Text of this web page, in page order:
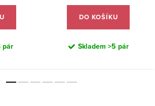
pár
DO KOŠÍKU
Skladem >5 pár